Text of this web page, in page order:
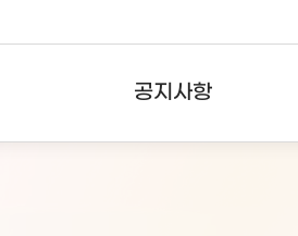
공지사항